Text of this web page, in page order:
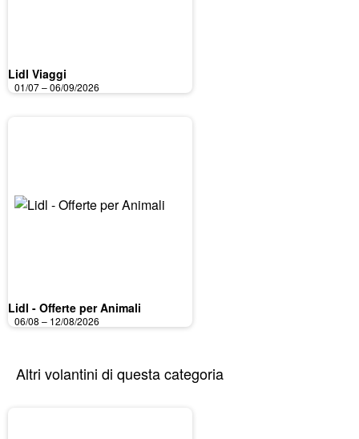
Lidl Viaggi
01/07 – 06/09/2026
Lidl - Offerte per Animali
06/08 – 12/08/2026
Altri volantini di questa categoria